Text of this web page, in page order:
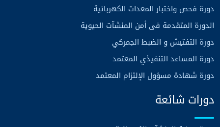
دورة فحص واختبار المعدات الكهربائية
الدورة المتقدمة فى أمن المنشآت الحيوية
دورة التفتيش و الضبط الجمركي
دورة المساعد التنفيذي المعتمد
دورة شهادة مسؤول الإلتزام المعتمد
دورات شائعة